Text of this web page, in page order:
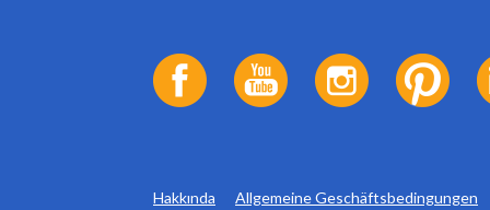
Hakkında Allgemeine Geschäftsbedingungen